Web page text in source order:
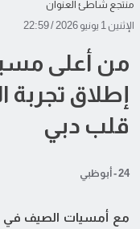
منتجع شاطئ العنوان
الإثنين 1 يونيو 2026 / 22:59
من أعلى
إطلاق تجربة
قلب دبي
24 - أبوظبي
مع أمسيات الصيف في